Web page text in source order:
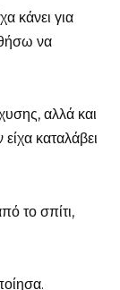
κάνει για
να
αλλά και
καταλάβει
το σπίτι,